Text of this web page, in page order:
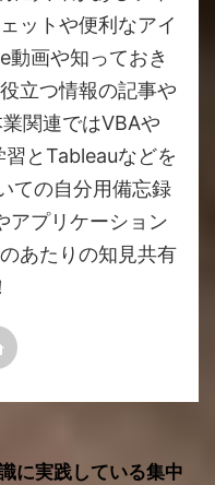
ットや便利なアイ
動画や知っておき
立つ情報の記事や
関連ではVBAや
とTableauなどを
ての自分用備忘録
アプリケーション
あたりの知見共有
に実践している集中